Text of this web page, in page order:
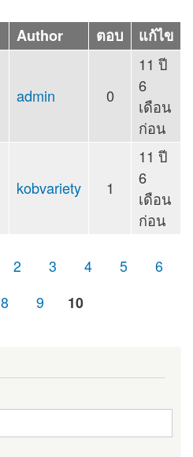
Author ตอบ แก้ไข
admin 0
11 ปี
6
เดือน
ก่อน
kobvariety 1
11 ปี
6
เดือน
ก่อน
2 3 4 5
6
8 9 10